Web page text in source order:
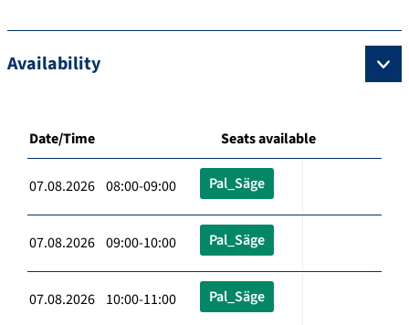
Availability
Date/Time Seats available
07.08.2026 08:00-09:00 Pal_Säge
07.08.2026 09:00-10:00 Pal_Säge
07.08.2026 10:00-11:00 Pal_Säge